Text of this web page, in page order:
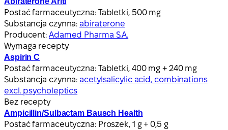
Postać farmaceutyczna: Tabletki, 500 mg
Substancja czynna:abiraterone
Producent: Adamed Pharma S.A.
Wymaga recepty
Aspirin C
Postać farmaceutyczna: Tabletki, 400 mg + 240 mg
Substancja czynna:acetylsalicylic acid, combinations
excl. psycholeptics
Bez recepty
Ampicillin/Sulbactam Bausch Health
Postać farmaceutyczna: Proszek, 1 g + 0,5 g